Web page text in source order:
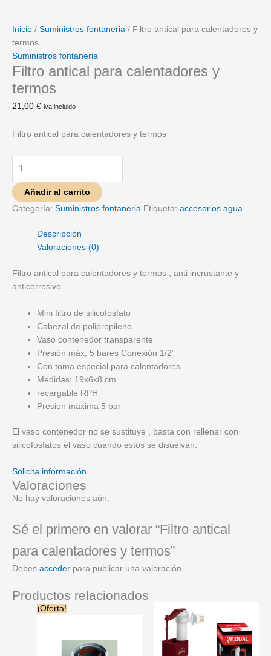
Inicio / Suministros fontaneria / Filtro antical para calentadores y
termos
Suministros fontaneria
Filtro antical para calentadores y
termos
21,00 € iva incluido
Filtro antical para calentadores y termos
Añadir al carrito
Categoría: Suministros fontaneria Etiqueta: accesorios agua
Descripción
Valoraciones (0)
Filtro antical para calentadores y termos , anti incrustante y
anticorrosivo
Mini filtro de silicofosfato
Cabezal de polipropileno
Vaso contenedor transparente
Presión máx, 5 bares Conexión 1/2”
Con toma especial para calentadores
Medidas: 19x6x8 cm
recargable RPH
Presion maxima 5 bar
El vaso contenedor no se sustituye , basta con rellenar con
silicofosfatos el vaso cuando estos se disuelvan.
Solicita información
Valoraciones
No hay valoraciones aún.
Sé el primero en valorar “Filtro antical
para calentadores y termos”
Debes acceder para publicar una valoración.
Productos relacionados
¡Oferta!El
precio
49,00 €.31,00 €.